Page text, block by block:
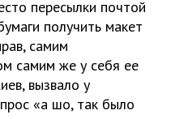
пересылки почтой
получить макет
самим
самим же у себя ее
вызвало у
«а шо, так было